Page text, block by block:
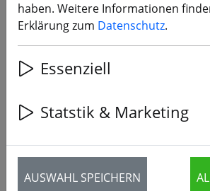
haben. Weitere Informationen
Erklärung zum Datenschutz.
Essenziell
Statstik & Marketing
AUSWAHL SPEICHERN